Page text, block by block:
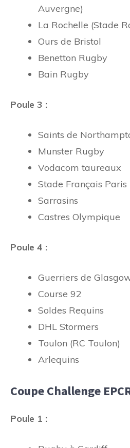
Auvergne)
La Rochelle (Stade
Ours de Bristol
Benetton Rugby
Bain Rugby
Poule 3 :
Saints de
Munster Rugby
Vodacom taureaux
Stade Français Paris
Sarrasins
Castres Olympique
Poule 4 :
Guerriers de
Course 92
Soldes Requins
DHL Stormers
Toulon (RC Toulon)
Arlequins
Coupe Challenge
Poule 1 :